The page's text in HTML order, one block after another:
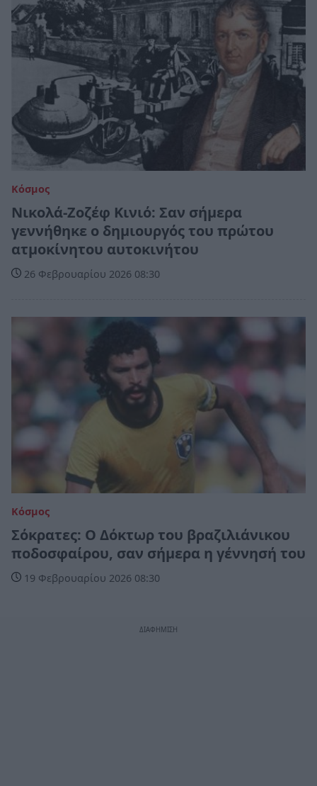
Κόσμος
Νικολά-Ζοζέφ Κινιό: Σαν σήμερα
γεννήθηκε ο δημιουργός του πρώτου
ατμοκίνητου αυτοκινήτου
26 Φεβρουαρίου 2026 08:30
Κόσμος
Σόκρατες: Ο Δόκτωρ του βραζιλιάνικου
ποδοσφαίρου, σαν σήμερα η γέννησή του
19 Φεβρουαρίου 2026 08:30